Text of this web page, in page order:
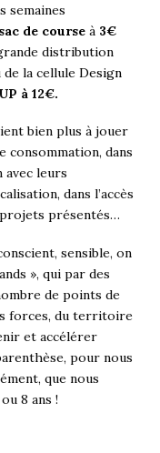
semaines
de courseà 3€
distribution
la cellule Design
à 12€.
bien plus à jouer
consommation, dans
leurs
dans l’accès
présentés…
sensible, on
», qui par des
de points de
forces, du territoire
et accélérer
pour nous
que nous
8 ans !